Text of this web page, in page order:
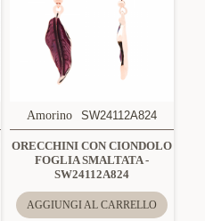
Amorino SW24112A824
ORECCHINI CON CIONDOLO
FOGLIA SMALTATA -
SW24112A824
AGGIUNGI AL CARRELLO